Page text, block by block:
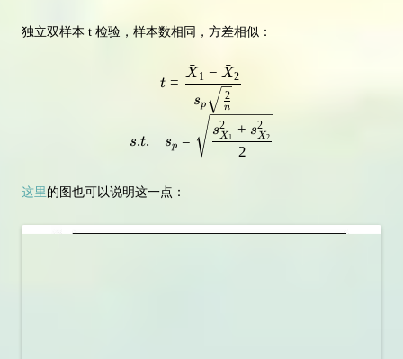
独立双样本 t 检验，样本数相同，方差相似：
t = \frac{\bar X_1 - \bar
t =
sp n
2
X
ˉ 1 − X
ˉ 2
s.t. sp =
2
sX1
2 + sX2
2
这里 的图也可以说明这一点：